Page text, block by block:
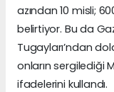
azından 10 misli;
belirtiyor. Bu da
Tugayları’ndan
onların sergilediği
ifadelerini kullandı.